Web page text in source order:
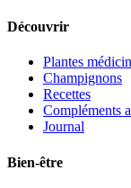
Découvrir
Plantes
Champignons
Recettes
Compléments
Journal
Bien-être